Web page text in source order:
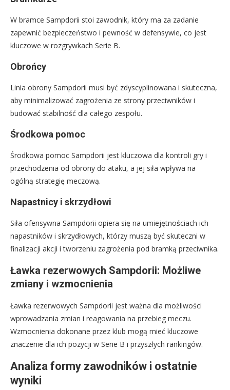
W bramce Sampdorii stoi zawodnik, który ma za zadanie
zapewnić bezpieczeństwo i pewność w defensywie, co jest
kluczowe w rozgrywkach Serie B.
Obrońcy
Linia obrony Sampdorii musi być zdyscyplinowana i skuteczna,
aby minimalizować zagrożenia ze strony przeciwników i
budować stabilność dla całego zespołu.
Środkowa pomoc
Środkowa pomoc Sampdorii jest kluczowa dla kontroli gry i
przechodzenia od obrony do ataku, a jej siła wpływa na
ogólną strategię meczową.
Napastnicy i skrzydłowi
Siła ofensywna Sampdorii opiera się na umiejętnościach ich
napastników i skrzydłowych, którzy muszą być skuteczni w
finalizacji akcji i tworzeniu zagrożenia pod bramką przeciwnika.
Ławka rezerwowych Sampdorii: Możliwe
zmiany i wzmocnienia
Ławka rezerwowych Sampdorii jest ważna dla możliwości
wprowadzania zmian i reagowania na przebieg meczu.
Wzmocnienia dokonane przez klub mogą mieć kluczowe
znaczenie dla ich pozycji w Serie B i przyszłych rankingów.
Analiza formy zawodników i ostatnie
wyniki